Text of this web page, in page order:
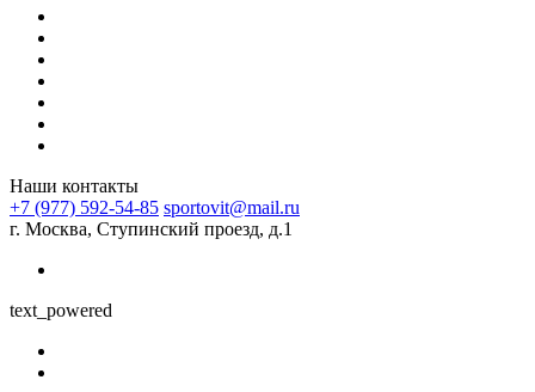
Наши контакты
+7 (977) 592-54-85 sportovit@mail.ru
г. Москва, Ступинский проезд, д.1
text_powered